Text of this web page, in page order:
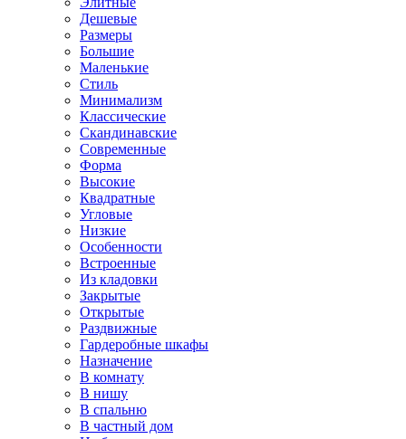
Дешевые
Размеры
Большие
Маленькие
Стиль
Минимализм
Классические
Скандинавские
Современные
Форма
Высокие
Квадратные
Угловые
Низкие
Особенности
Встроенные
Из кладовки
Закрытые
Открытые
Раздвижные
Гардеробные шкафы
Назначение
В комнату
В нишу
В спальню
В частный дом